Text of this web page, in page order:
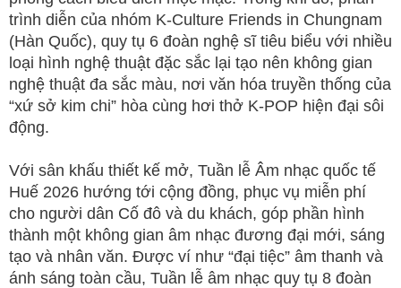
trình diễn của nhóm K-Culture Friends in Chungnam
(Hàn Quốc), quy tụ 6 đoàn nghệ sĩ tiêu biểu với nhiều
loại hình nghệ thuật đặc sắc lại tạo nên không gian
nghệ thuật đa sắc màu, nơi văn hóa truyền thống của
“xứ sở kim chi” hòa cùng hơi thở K-POP hiện đại sôi
động.
Với sân khấu thiết kế mở, Tuần lễ Âm nhạc quốc tế
Huế 2026 hướng tới cộng đồng, phục vụ miễn phí
cho người dân Cố đô và du khách, góp phần hình
thành một không gian âm nhạc đương đại mới, sáng
tạo và nhân văn. Được ví như “đại tiệc” âm thanh và
ánh sáng toàn cầu, Tuần lễ âm nhạc quy tụ 8 đoàn